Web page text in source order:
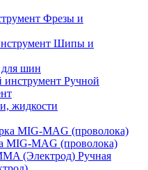
Фрезы и
Шипы и
шин
Ручной
жидкости
MIG-MAG (проволока)
Ручная